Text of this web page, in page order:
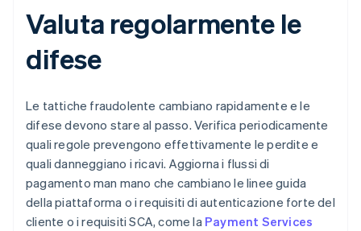
Valuta regolarmente le
difese
Le tattiche fraudolente cambiano rapidamente e le
difese devono stare al passo. Verifica periodicamente
quali regole prevengono effettivamente le perdite e
quali danneggiano i ricavi. Aggiorna i flussi di
pagamento man mano che cambiano le linee guida
della piattaforma o i requisiti di autenticazione forte del
cliente o i requisiti SCA, come la Payment Services